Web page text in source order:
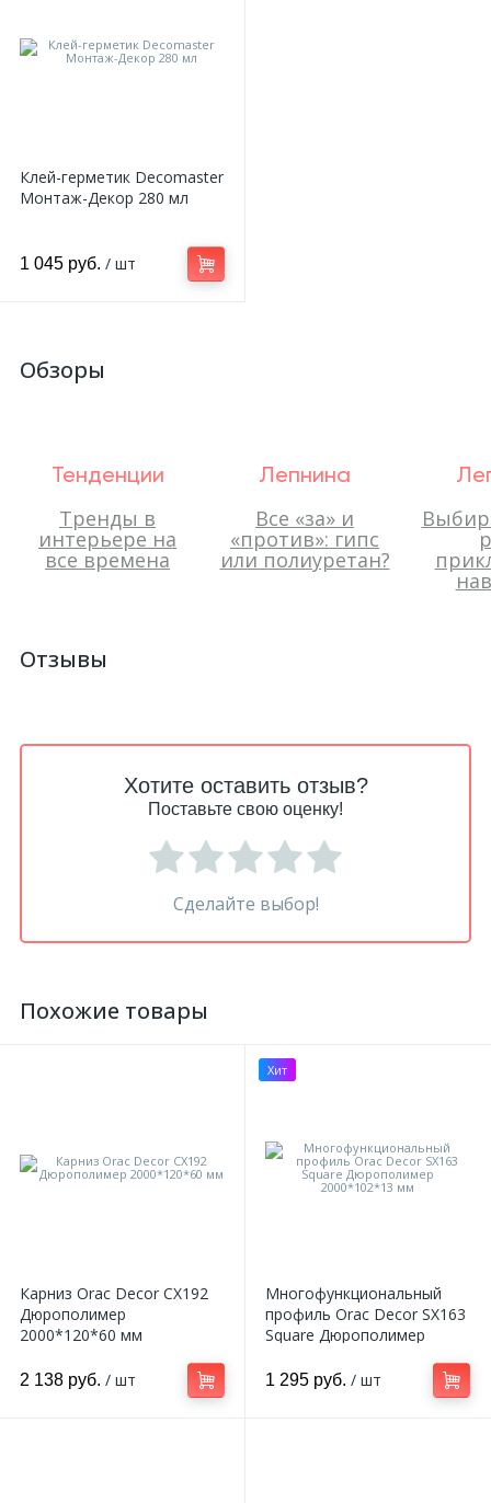
Клей-герметик Decomaster
Монтаж-Декор 280 мл
1 045 руб. / шт
Обзоры
Тенденции
Тренды в
интерьере на
все времена
Лепнина
Все «за» и
«против»: гипс
или полиуретан?
Отзывы
Хотите оставить отзыв?
Поставьте свою оценку!
Сделайте выбор!
Похожие товары
Карниз Orac Decor CX192
Дюрополимер
2000*120*60 мм
2 138 руб. / шт
Хит
Многофункциональный
профиль Orac Decor SX163
Square Дюрополимер
1 295 руб. / шт